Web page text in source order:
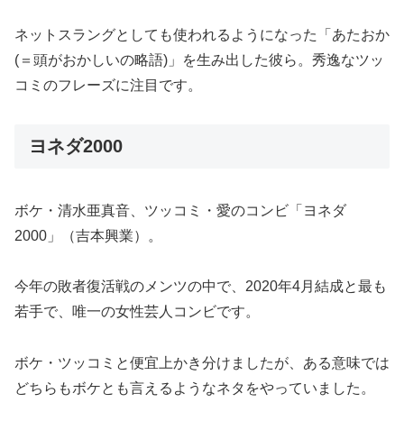
ネットスラングとしても使われるようになった「あたおか
(＝頭がおかしいの略語)」を生み出した彼ら。秀逸なツッ
コミのフレーズに注目です。
ヨネダ2000
ボケ・清水亜真音、ツッコミ・愛のコンビ「ヨネダ
2000」（吉本興業）。
今年の敗者復活戦のメンツの中で、2020年4月結成と最も
若手で、唯一の女性芸人コンビです。
ボケ・ツッコミと便宜上かき分けましたが、ある意味では
どちらもボケとも言えるようなネタをやっていました。